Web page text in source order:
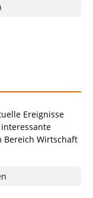
Ereignisse
Bereich Wirtschaft